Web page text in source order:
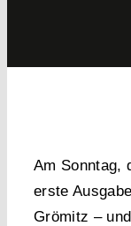
Am Sonntag,
erste
Grömitz –